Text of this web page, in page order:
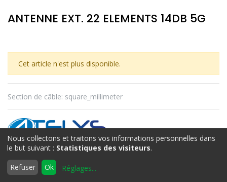
Accueil Rechercher
ANTENNE EXT. 22 ELEMENTS 14DB 5G
Cet article n'est plus disponible.
Section de câble: square_millimeter
ATELYS
Termes et conditions
Nous collectons et traitons vos informations personnelles dans
le but suivant : Statistiques des visiteurs.
Refuser Ok Réglages...